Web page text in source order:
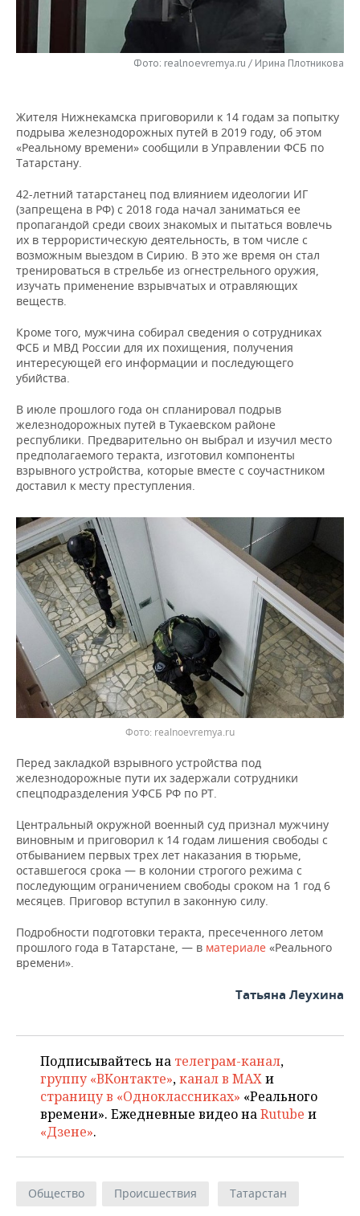
НЕФТЕХИМИЯ
НЕФТЬ
ЭНЕРГЕТИКА
РОЗНИЧНАЯ ТОРГОВЛЯ
НОВОСТИ ТЕХНОЛОГИЙ
ТЕЛЕКОММУНИКАЦИИ
МЕРОПРИЯТИЯ
НОВОСТИ МЕРОПРИЯТИЙ
БИЗНЕС-БРАНЧИ
ОТКРЫТАЯ ЛЕКЦИЯ
ФУТБОЛ
БАСКЕТБОЛ
ВОЛЕЙБОЛ
КИБЕРСПОРТ
ФИГУРНОЕ КАТАНИЕ
ВОДНЫЕ ВИДЫ СПОРТА
НОВОСТИ ОБЩЕСТВА
ИНФРАСТРУКТУРА
ИСТОРИЯ
КУЛЬТУРА
МЕДИЦИНА
ОБРАЗОВАНИЕ
ФОТОГАЛЕРЕЯ
СПРАВОЧНИК
СПИСОК ПЕРСОН
СПИСОК КОМПАНИЙ
ПОЛНАЯ ВЕРСИЯ
Фото: realnoevremya.ru / Ирина Плотникова
Жителя Нижнекамска приговорили к 14 годам за попытку
подрыва железнодорожных путей в 2019 году, об этом
«Реальному времени» сообщили в Управлении ФСБ по
Татарстану.
42-летний татарстанец под влиянием идеологии ИГ
(запрещена в РФ) с 2018 года начал заниматься ее
пропагандой среди своих знакомых и пытаться вовлечь
их в террористическую деятельность, в том числе с
возможным выездом в Сирию. В это же время он стал
тренироваться в стрельбе из огнестрельного оружия,
изучать применение взрывчатых и отравляющих
веществ.
Кроме того, мужчина собирал сведения о сотрудниках
ФСБ и МВД России для их похищения, получения
интересующей его информации и последующего
убийства.
В июле прошлого года он спланировал подрыв
железнодорожных путей в Тукаевском районе
республики. Предварительно он выбрал и изучил место
предполагаемого теракта, изготовил компоненты
взрывного устройства, которые вместе с соучастником
доставил к месту преступления.
Фото: realnoevremya.ru
Перед закладкой взрывного устройства под
железнодорожные пути их задержали сотрудники
спецподразделения УФСБ РФ по РТ.
Центральный окружной военный суд признал мужчину
виновным и приговорил к 14 годам лишения свободы с
отбыванием первых трех лет наказания в тюрьме,
оставшегося срока — в колонии строгого режима с
последующим ограничением свободы сроком на 1 год 6
месяцев. Приговор вступил в законную силу.
Подробности подготовки теракта, пресеченного летом
прошлого года в Татарстане, — в материале «Реального
времени».
Татьяна Леухина
Подписывайтесь на телеграм-канал,
группу «ВКонтакте»,канал в MAXи
страницу в «Одноклассниках» «Реального
времени». Ежедневные видео наRutube и
«Дзене».
Общество Происшествия Татарстан